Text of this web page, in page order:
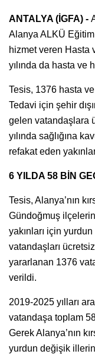
ANTALYA (İGFA) -
Alanya ALKÜ Eğitim
hizmet veren Hasta
yılında da hasta ve
Tesis, 1376 hasta
Tedavi için şehir
gelen vatandaşlara
yılında sağlığına
refakat eden
6 YILDA 58 BİN
Tesis, Alanya’nın
Gündoğmuş
yakınları için
vatandaşları
yararlanan 1376
verildi.
2019-2025 yılları
vatandaşa toplam
Gerek Alanya’nın
yurdun değişik